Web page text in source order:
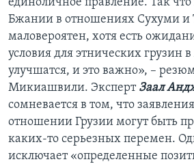
единоличное правление. Так что
Бжании в отношениях Сухуми и
маловероятен, хотя есть
условия для этнических грузин
улучшатся, и это важно», –
Микиашвили. Эксперт Заал
сомневается в том, что
отношении Грузии могут быть
каких-то серьезных перемен.
исключает «определенные